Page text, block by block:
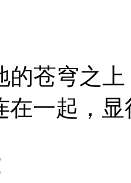
苍穹之上
在一起，